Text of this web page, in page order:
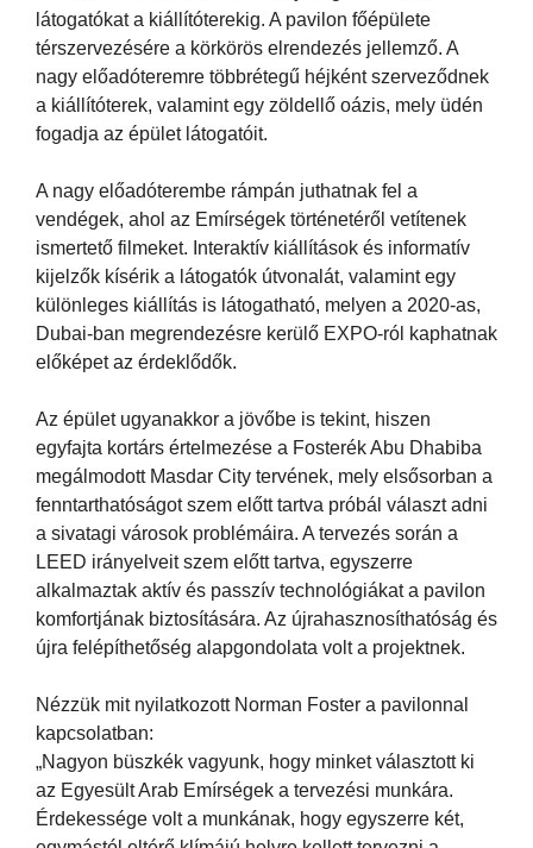
látogatókat a kiállítóterekig. A pavilon főépülete
térszervezésére a körkörös elrendezés jellemző. A
nagy előadóteremre többrétegű héjként szerveződnek
a kiállítóterek, valamint egy zöldellő oázis, mely üdén
fogadja az épület látogatóit.
A nagy előadóterembe rámpán juthatnak fel a
vendégek, ahol az Emírségek történetéről vetítenek
ismertető filmeket. Interaktív kiállítások és informatív
kijelzők kísérik a látogatók útvonalát, valamint egy
különleges kiállítás is látogatható, melyen a 2020-as,
Dubai-ban megrendezésre kerülő EXPO-ról kaphatnak
előképet az érdeklődők.
Az épület ugyanakkor a jövőbe is tekint, hiszen
egyfajta kortárs értelmezése a Fosterék Abu Dhabiba
megálmodott Masdar City tervének, mely elsősorban a
fenntarthatóságot szem előtt tartva próbál választ adni
a sivatagi városok problémáira. A tervezés során a
LEED irányelveit szem előtt tartva, egyszerre
alkalmaztak aktív és passzív technológiákat a pavilon
komfortjának biztosítására. Az újrahasznosíthatóság és
újra felépíthetőség alapgondolata volt a projektnek.
Nézzük mit nyilatkozott Norman Foster a pavilonnal
kapcsolatban:
„Nagyon büszkék vagyunk, hogy minket választott ki
az Egyesült Arab Emírségek a tervezési munkára.
Érdekessége volt a munkának, hogy egyszerre két,